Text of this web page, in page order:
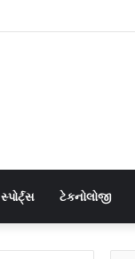
સ્પોર્ટ્સ ટેકનોલોજી